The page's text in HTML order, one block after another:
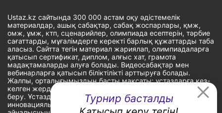
Турнир басталды
Ustaz.kz сайтында 300 000 астам оқу әдістемелік
материалдар, ашық сабақтар, сабақ жоспарлары, қмж,
омж, ұмж, ктп, сценарийлер, олимпиада есептерін, тәрбие
сағаттарды, мұғалімдерге керекті барлық құжаттарды таба
аласыз. Сайтта тегін материал жариялап, олимпиадаларға
қатысып сертификат, диплом, алғыс хат, грамота
мадақтамаларды алуға болады. Видеосабақтар мен
вебинарларға қатысып біліктілікті арттыруға болады.
Жалпы, орталығымыздың басты мақсаты: ұстаздарға кез-
келген жерде, кез-келген уақытта білім алуына мүмкіндік
беру. Ұстаздардың барлық өзекті мәселелеріне
инновациялық шешім тауып, шығармашылық жұмыспен